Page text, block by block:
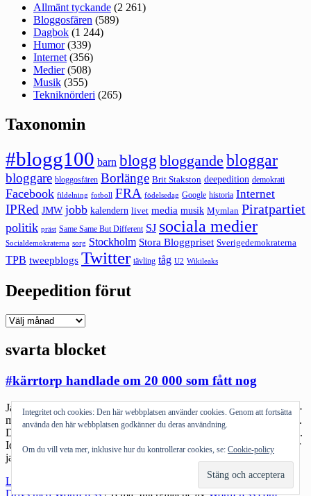
Allmänt tyckande (2 261)
Bloggosfären (589)
Dagbok (1 244)
Humor(339)
Internet (356)
Medier(508)
Musik (355)
Tekniknörderi (265)
Taxonomin
#blogg100 barn blogg bloggande bloggar
bloggare bloggosfären Borlänge Brit Stakston deepedition demokrati
Facebook fildelning fotboll FRA födelsedag Google historia Internet
IPRed JMW jobb kalendern livet media musik Mymlan Piratpartiet
politik präst Same Same But Different SJ sociala medier
Socialdemokraterna sorg Stockholm Stora Bloggpriset Sverigedemokraterna
TPB tweepblogs Twitter tävling tåg U2 Wikileaks
Deepedition förut
Deepedition
svarta blocket
#kärrtorp handlade om 20 000 som fått nog
Jag är ingen tillskyndare av demonstrationer som något sorts ”bästa-
man-kan-göra”. Manifestationer har sin plats i ett politiskt spektrum.
Det är ett av flera verktyg. Jag har demonstrerat i min dag. Jösses ja.
Idag väljer jag andra verktyg. Som jag tror passar mig bättre. Sen är
jag ju libertarian. I ögonen hos en del åt vänster […]
Läs mer
handlade
Drivs med WordPress |Tema: Intergalactic avWordPress.com.
Integritet och cookies: Den här webbplatsen använder cookies. Genom att fortsätta
använda den här webbplatsen godkänner du deras användning.
Om du vill veta mer, inklusive hur du kontrollerar cookies, se: Cookie-policy